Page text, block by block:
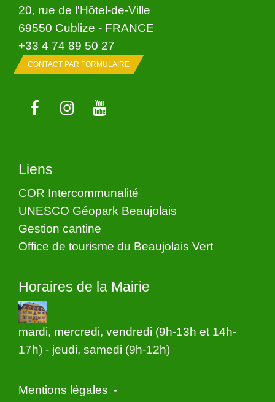
20, rue de l'Hôtel-de-Ville
69550 Cublize - FRANCE
+33 4 74 89 50 27
CONTACT PAR FORMULAIRE
Liens
COR Intercommunalité
UNESCO Géopark Beaujolais
Gestion cantine
Office de tourisme du Beaujolais Vert
Horaires de la Mairie
mardi, mercredi, vendredi (9h-13h et 14h-
17h) - jeudi, samedi (9h-12h)
Mentions légales -